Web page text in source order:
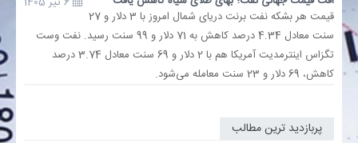
چند رسانه‌ای
اجتماعی
بیمه و بورس
قیمت هر بشکه نفت برنت دریای شمال امروز با 3 دلار و 27
سنت معادل 4.34 درصد کاهش به 71 دلار و 99 سنت رسید. نفت وست
تگزاس اینترمدیت آمریکا هم با 2 دلار و 69 سنت معادل 3.74 درصد
کاهش، 69 دلار و 23 سنت معامله می‌شود.
پربازدید ترین مطالب